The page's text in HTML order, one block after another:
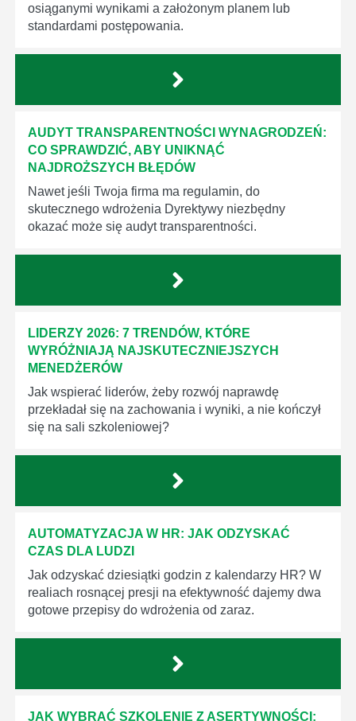
osiąganymi wynikami a założonym planem lub
standardami postępowania.
AUDYT TRANSPARENTNOŚCI WYNAGRODZEŃ:
CO SPRAWDZIĆ, ABY UNIKNĄĆ
NAJDROŻSZYCH BŁĘDÓW
Nawet jeśli Twoja firma ma regulamin, do
skutecznego wdrożenia Dyrektywy niezbędny
okazać może się audyt transparentności.
LIDERZY 2026: 7 TRENDÓW, KTÓRE
WYRÓŻNIAJĄ NAJSKUTECZNIEJSZYCH
MENEDŻERÓW
Jak wspierać liderów, żeby rozwój naprawdę
przekładał się na zachowania i wyniki, a nie kończył
się na sali szkoleniowej?
AUTOMATYZACJA W HR: JAK ODZYSKAĆ
CZAS DLA LUDZI
Jak odzyskać dziesiątki godzin z kalendarzy HR? W
realiach rosnącej presji na efektywność dajemy dwa
gotowe przepisy do wdrożenia od zaraz.
JAK WYBRAĆ SZKOLENIE Z ASERTYWNOŚCI: